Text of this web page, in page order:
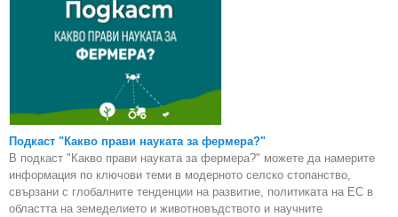
Подкаст "Какво прави науката за фермера?"
В подкаст "Какво прави науката за фермера?" можете да намерите
информация по ключови теми в модерното селско стопанство,
свързани с глобалните тенденции на развитие, политиката на ЕС в
областта на земеделието и животновъдството и научните